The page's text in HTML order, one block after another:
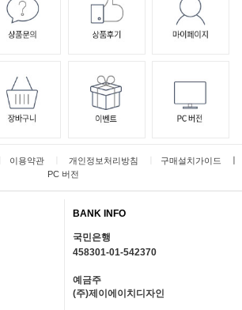
이용약관 개인정보처리방침 구매설치가이드 ㅣ
PC 버전
BANK INFO
국민은행
458301-01-542370
예금주
(주)제이에이치디자인